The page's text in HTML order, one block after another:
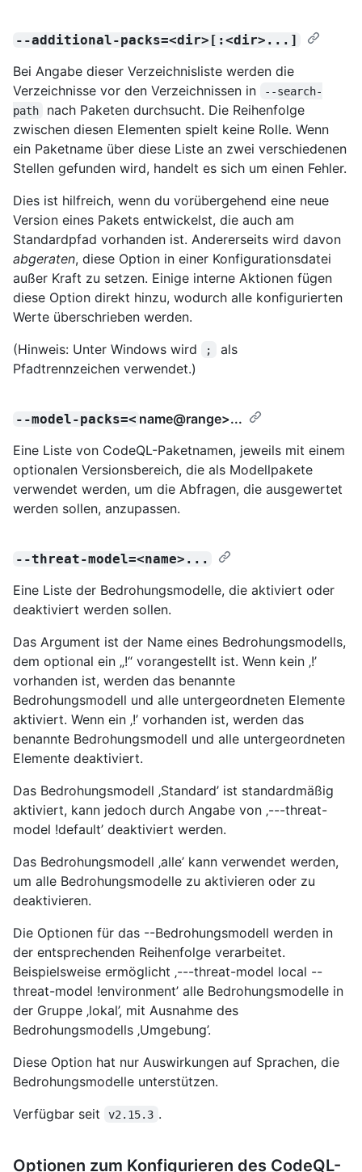
--additional-packs=<dir>[:<dir>...]
Bei Angabe dieser Verzeichnisliste werden die
Verzeichnisse vor den Verzeichnissen in
--search-
path
nach Paketen durchsucht. Die Reihenfolge
zwischen diesen Elementen spielt keine Rolle. Wenn
ein Paketname über diese Liste an zwei verschiedenen
Stellen gefunden wird, handelt es sich um einen Fehler.
Dies ist hilfreich, wenn du vorübergehend eine neue
Version eines Pakets entwickelst, die auch am
Standardpfad vorhanden ist. Andererseits wird davon
abgeraten, diese Option in einer Konfigurationsdatei
außer Kraft zu setzen. Einige interne Aktionen fügen
diese Option direkt hinzu, wodurch alle konfigurierten
Werte überschrieben werden.
(Hinweis: Unter Windows wird
;
als
Pfadtrennzeichen verwendet.)
--model-packs=< name@range>...
Eine Liste von CodeQL-Paketnamen, jeweils mit einem
optionalen Versionsbereich, die als Modellpakete
verwendet werden, um die Abfragen, die ausgewertet
werden sollen, anzupassen.
--threat-model=<name>...
Eine Liste der Bedrohungsmodelle, die aktiviert oder
deaktiviert werden sollen.
Das Argument ist der Name eines Bedrohungsmodells,
dem optional ein „!“ vorangestellt ist. Wenn kein ‚!’
vorhanden ist, werden das benannte
Bedrohungsmodell und alle untergeordneten Elemente
aktiviert. Wenn ein ‚!’ vorhanden ist, werden das
benannte Bedrohungsmodell und alle untergeordneten
Elemente deaktiviert.
Das Bedrohungsmodell ‚Standard’ ist standardmäßig
aktiviert, kann jedoch durch Angabe von ‚---threat-
model !default’ deaktiviert werden.
Das Bedrohungsmodell ‚alle’ kann verwendet werden,
um alle Bedrohungsmodelle zu aktivieren oder zu
deaktivieren.
Die Optionen für das --Bedrohungsmodell werden in
der entsprechenden Reihenfolge verarbeitet.
Beispielsweise ermöglicht ‚---threat-model local --
threat-model !environment’ alle Bedrohungsmodelle in
der Gruppe ‚lokal’, mit Ausnahme des
Bedrohungsmodells ‚Umgebung’.
Diese Option hat nur Auswirkungen auf Sprachen, die
Bedrohungsmodelle unterstützen.
Verfügbar seit
v2.15.3 .
Optionen zum Konfigurieren des CodeQL-